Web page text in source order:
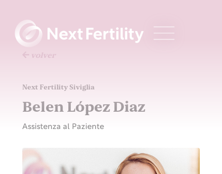
volver
Next Fertility Siviglia
Belen López Diaz
Assistenza al Paziente